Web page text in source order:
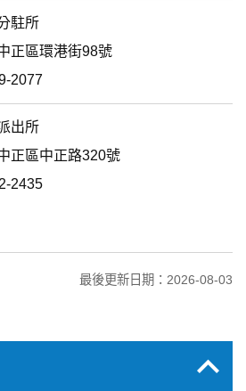
駐所
正區環港街98號
2077
出所
正區中正路320號
2435
最後更新日期：2026-08-03